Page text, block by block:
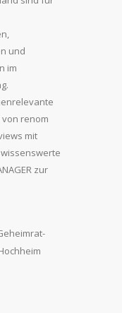
und
im
renom
mit
zur